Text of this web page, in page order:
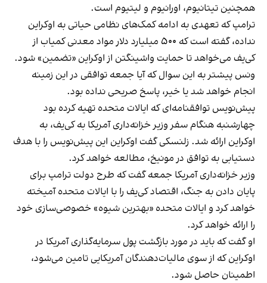
همچنین تیتانیوم، اورانیوم و لیتیوم است.
ترامپ که تعهدی به ادامه کمک‌های نظامی حیاتی به اوکراین
نداده، گفته است که ۵۰۰ میلیارد دلار مواد معدنی کمیاب از
کی‌یف می‌خواهد تا حمایت واشینگتن از اوکراین «تضمین» شود.
ونس پیشتر به این سوال که آیا جمعه توافقی در این زمینه
انجام خواهد شد یا خیر، پاسخ صریحی نداده بود.
پیش‌نویس توافقنامه‌ای که ایالات متحده تهیه کرده بود
چهارشنبه هنگام سفر وزیر خزانه‌داری آمریکا به کی‌یف، به
اوکراین ارائه شد. زلنسکی گفت اوکراین این پیش‌نویس را با هدف
دستیابی به توافق در مونیخ، مطالعه خواهد کرد.
وزیر خزانه‌داری آمریکا جمعه گفت که طرح دولت ترامپ برای
پایان دادن به جنگ، اقتصاد کی‌یف را با ایالات متحده آمیخته
خواهد کرد و ایالات متحده «بهترین شیوه» خصوصی‌سازی خود
را ارائه خواهد کرد.
او گفت که باید در مورد بازگشت پول سرمایه‌گذاری آمریکا در
اوکراین که از سوی مالیات‌دهندگان آمریکایی تامین می‌شود،
اطمینان حاصل شود.